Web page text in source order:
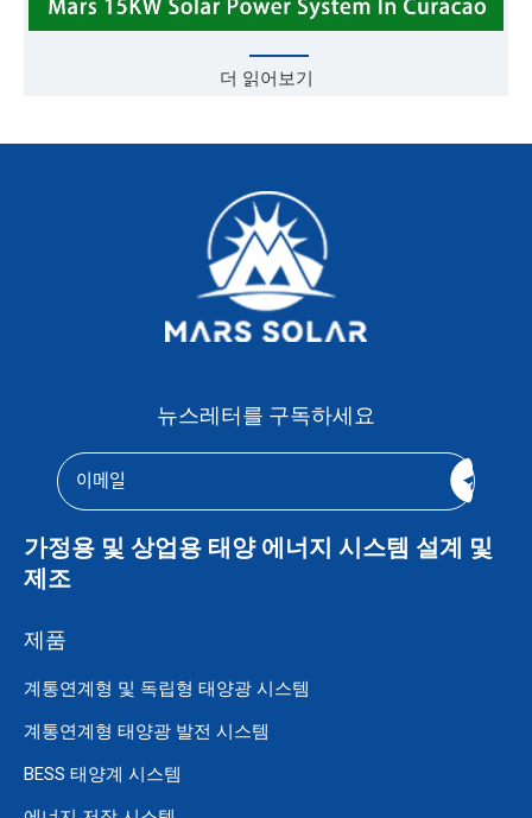
더 읽어보기
뉴스레터를 구독하세요
가정용 및 상업용 태양 에너지 시스템 설계 및
제조
제품
계통연계형 및 독립형 태양광 시스템
계통연계형 태양광 발전 시스템
BESS 태양계 시스템